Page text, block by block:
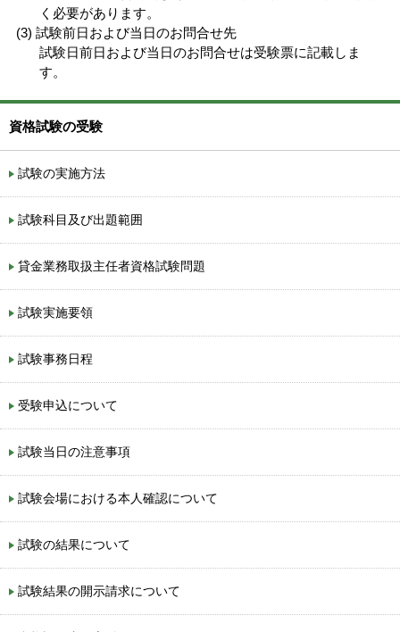
く必要があります。
試験前日および当日のお問合せ先
試験日前日および当日のお問合せは受験票に記載しま
す。
資格試験の受験
試験の実施方法
試験科目及び出題範囲
貸金業務取扱主任者資格試験問題
試験実施要領
試験事務日程
受験申込について
試験当日の注意事項
試験会場における本人確認について
試験の結果について
試験結果の開示請求について